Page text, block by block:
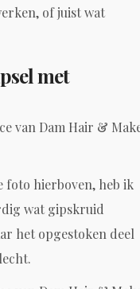
of juist wat
met
foto hierboven, heb ik
wat gipskruid
het opgestoken deel